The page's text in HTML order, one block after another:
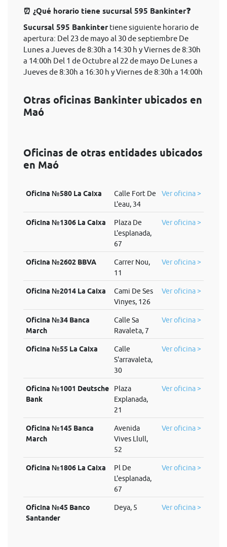
⏰ ¿Qué horario tiene sucursal 595 Bankinter❓
Sucursal 595 Bankinter tiene siguiente horario de
apertura: Del 23 de mayo al 30 de septiembre De
Lunes a Jueves de 8:30h a 14:30 h y Viernes de 8:30h
a 14:00h Del 1 de Octubre al 22 de mayo De Lunes a
Jueves de 8:30h a 16:30 h y Viernes de 8:30h a 14:00h
Otras oficinas Bankinter ubicados en
Maó
Oficinas de otras entidades ubicados
en Maó
Oficina №580 La Caixa
Calle Fort De
L'eau, 34
Ver oficina >
Oficina №1306 La Caixa
Plaza De
L'esplanada,
67
Ver oficina >
Oficina №2602 BBVA
Carrer Nou,
11
Ver oficina >
Oficina №2014 La Caixa
Cami De Ses
Vinyes, 126
Ver oficina >
Oficina №34 Banca
March
Calle Sa
Ravaleta, 7
Ver oficina >
Oficina №55 La Caixa
Calle
S'arravaleta,
30
Ver oficina >
Oficina №1001 Deutsche
Bank
Plaza
Explanada,
21
Ver oficina >
Oficina №145 Banca
March
Avenida
Vives Llull,
52
Ver oficina >
Oficina №1806 La Caixa
Pl De
L'esplanada,
67
Ver oficina >
Oficina №45 Banco
Santander
Deya, 5 Ver oficina >